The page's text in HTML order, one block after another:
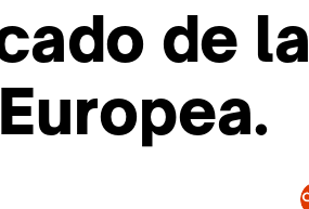
de la